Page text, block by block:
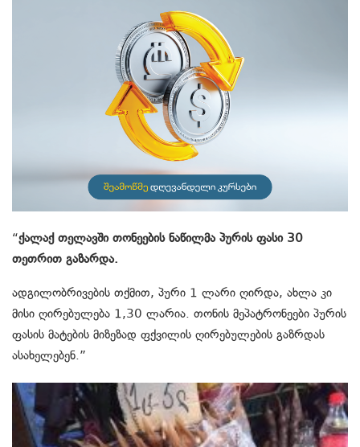
“ქალაქ თელავში თონეების ნაწილმა პურის ფასი 30
თეთრით გაზარდა.
ადგილობრივების თქმით, პური 1 ლარი ღირდა, ახლა კი
მისი ღირებულება 1,30 ლარია. თონის მეპატრონეები პურის
ფასის მატების მიზეზად ფქვილის ღირებულების გაზრდას
ასახელებენ.”